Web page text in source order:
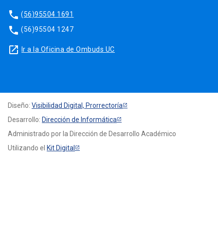
phone (56)95504 1691
phone (56)95504 1247
launch Ir a la Oficina de Ombuds UC
Diseño: Visibilidad Digital, Prorrectoría
Desarrollo: Dirección de Informática
Administrado por la Dirección de Desarrollo Académico
Utilizando el Kit Digital